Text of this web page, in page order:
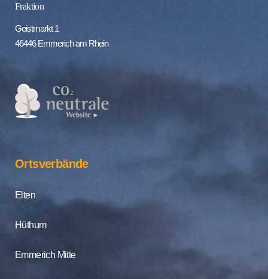
Fraktion
Geistmarkt 1
46446 Emmerich am Rhein
Ortsverbände
Elten
Hüthum
Emmerich Mitte